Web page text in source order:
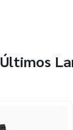
Últimos